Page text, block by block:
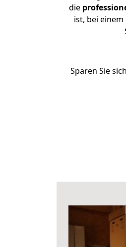
die
ist, bei
Sparen Sie